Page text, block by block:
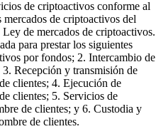
de criptoactivos conforme al
de criptoactivos del
de mercados de criptoactivos.
para prestar los siguientes
por fondos; 2. Intercambio de
Recepción y transmisión de
clientes; 4. Ejecución de
clientes; 5. Servicios de
de clientes; y 6. Custodia y
de clientes.